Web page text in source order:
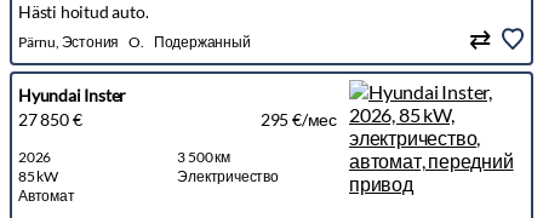
Hästi hoitud auto.
Pärnu, Эстония O. Подержанный
Hyundai Inster
27 850 €
295 €/мес
2026
3 500 км
85 kW
Электричество
Автомат